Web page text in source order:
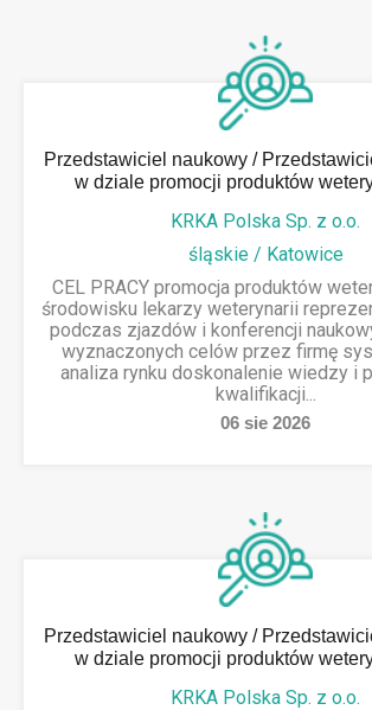
Przedstawiciel naukowy /
w dziale promocji produktów
KRKA Polska Sp. z o.o.
śląskie / Katowice
CEL PRACY promocja produktów
środowisku lekarzy weterynarii
podczas zjazdów i konferencji
wyznaczonych celów przez firmę
analiza rynku doskonalenie wiedzy i
kwalifikacji...
06 sie 2026
Przedstawiciel naukowy /
w dziale promocji produktów
KRKA Polska Sp. z o.o.